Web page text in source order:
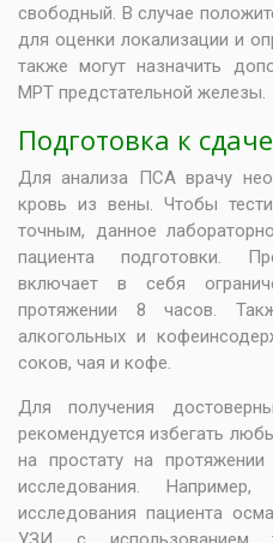
свободный. В случае
для оценки локализации и
также могут назначить
МРТ предстательной железы.
Подготовка к
Для анализа ПСА врачу
кровь из вены. Чтобы
точным, данное
пациента подготовки.
включает в себя
протяжении 8 часов.
алкогольных и
соков, чая и кофе.
Для получения
рекомендуется избегать
на простату на
исследования.
исследования пациента